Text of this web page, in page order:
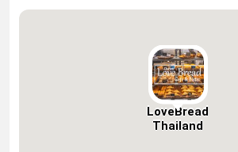
LoveBread
Thailand